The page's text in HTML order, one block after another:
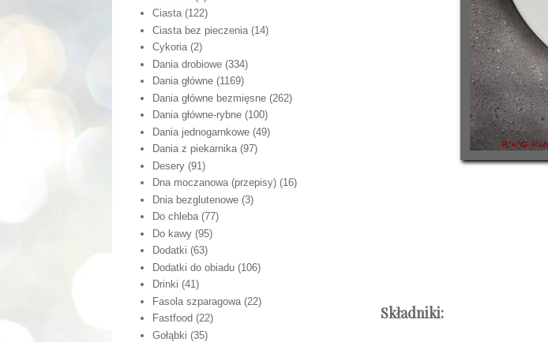
Składniki:
Ciasta (122)
Ciasta bez pieczenia (14)
Cykoria (2)
Dania drobiowe (334)
Dania główne (1169)
Dania główne bezmięsne (262)
Dania główne-rybne (100)
Dania jednogarnkowe (49)
Dania z piekarnika (97)
Desery (91)
Dna moczanowa (przepisy) (16)
Dnia bezglutenowe (3)
Do chleba (77)
Do kawy (95)
Dodatki (63)
Dodatki do obiadu (106)
Drinki (41)
Fasola szparagowa (22)
Fastfood (22)
Gołąbki (35)